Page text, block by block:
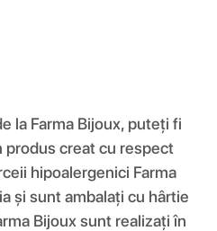
la Farma Bijoux, puteți fi
produs creat cu respect
hipoalergenici Farma
și sunt ambalați cu hârtie
Bijoux sunt realizați în